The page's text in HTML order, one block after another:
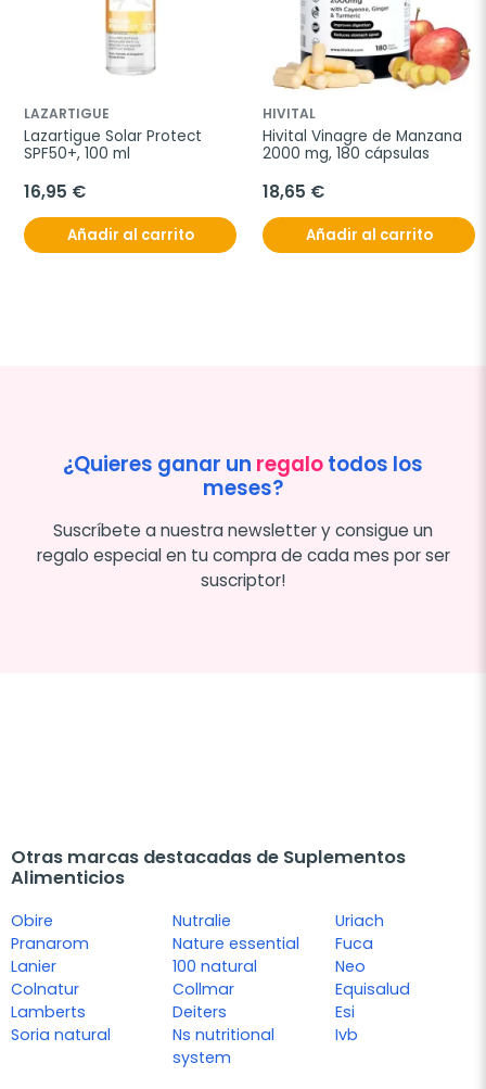
LAZARTIGUE
Lazartigue Solar Protect
SPF50+, 100 ml
16,95 €
Añadir al carrito
HIVITAL
Hivital Vinagre de Manzana
2000 mg, 180 cápsulas
18,65 €
Añadir al carrito
¿Quieres ganar un regalotodos los
meses?
Suscríbete a nuestra newsletter y consigue un
regalo especial en tu compra de cada mes por ser
suscriptor!
Otras marcas destacadas de Suplementos
Alimenticios
Obire
Pranarom
Lanier
Colnatur
Lamberts
Soria natural
Nutralie
Nature essential
100 natural
Collmar
Deiters
Ns nutritional
system
Uriach
Fuca
Neo
Equisalud
Esi
Ivb